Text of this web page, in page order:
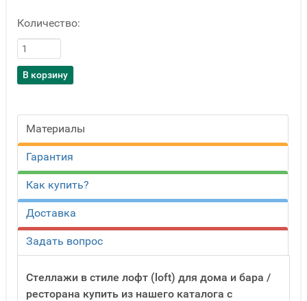
Количество:
Материалы
Гарантия
Как купить?
Доставка
Задать вопрос
Стеллажи в стиле лофт (loft) для дома и бара /
ресторана купить из нашего каталога с